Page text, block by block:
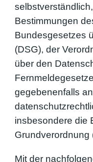
Bestimmungen
Bundesgesetzes
(DSG), der
über den
gegebenenfalls
insbesondere die
Grundverordnung
Mit der